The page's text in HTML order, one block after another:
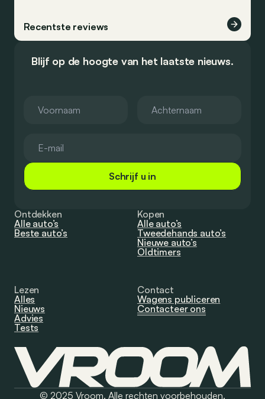
Recentste reviews
Blijf op de hoogte van het laatste nieuws.
Schrijf u in
Ontdekken
Alle auto’s
Beste auto’s
Kopen
Alle auto’s
Tweedehands auto’s
Nieuwe auto’s
Oldtimers
Lezen
Alles
Nieuws
Advies
Tests
Contact
Wagens publiceren
Contacteer ons
© 2025 Vroom. Alle rechten voorbehouden.